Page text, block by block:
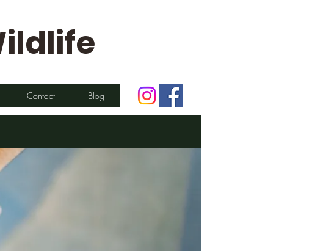
Contact Blog